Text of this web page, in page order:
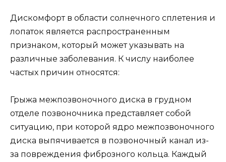
Дискомфорт в области солнечного сплетения и
лопаток является распространенным
признаком, который может указывать на
различные заболевания. К числу наиболее
частых причин относятся:
Грыжа межпозвоночного диска в грудном
отделе позвоночника представляет собой
ситуацию, при которой ядро межпозвоночного
диска выпячивается в позвоночный канал из-
за повреждения фиброзного кольца. Каждый